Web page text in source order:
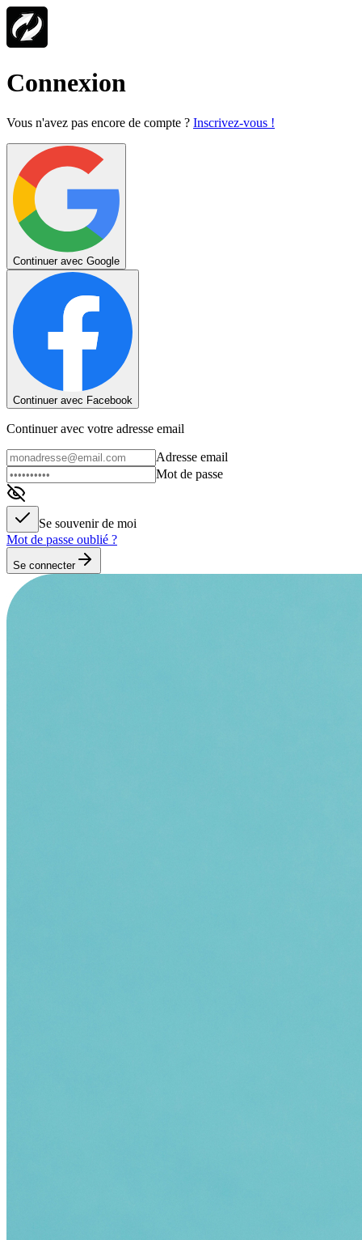
Connexion
Vous n'avez pas encore de compte ? Inscrivez-vous !
Continuer avec Google
Continuer avec Facebook
Continuer avec votre adresse email
Adresse email
Mot de passe
Se souvenir de moi
Mot de passe oublié ?
Se connecter